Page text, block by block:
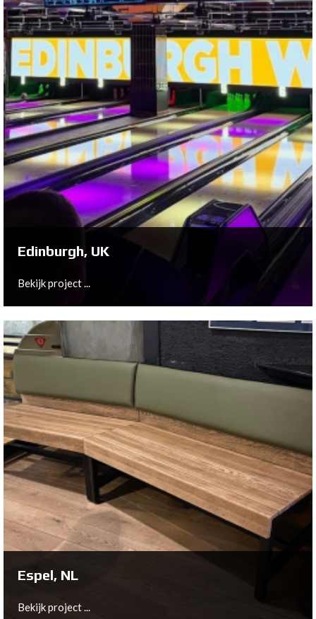
Olching, DE
Bekijk project ...
Edinburgh, UK
Bekijk project ...
Edinburgh, UK
Bekijk project ...
Espel, NL
Bekijk project ...